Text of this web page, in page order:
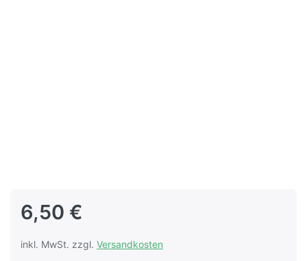
6,50 €
inkl. MwSt. zzgl. Versandkosten